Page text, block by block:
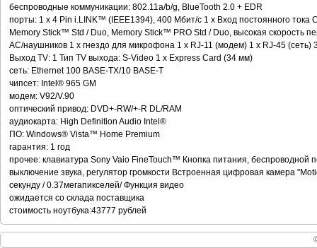
беспроводные коммуникации: 802.11a/b/g, BlueTooth 2.0 + EDR
порты: 1 x 4 Pin i.LINK™ (IEEE1394), 400 Мбит/с 1 x Вход постоянного
Memory Stick™ Std / Duo, Memory Stick™ PRO Std / Duo, высокая скорость
АС/наушников 1 x гнездо для микрофона 1 x RJ-11 (модем) 1 x RJ-45 (сеть)
Выход TV: 1 Тип TV выхода: S-Video 1 x Express Card (34 мм)
сеть: Ethernet 100 BASE-TX/10 BASE-T
чипсет: Intel® 965 GM
модем: V92/V.90
оптический привод: DVD+-RW/+-R DL/RAM
аудиокарта: High Definition Audio Intel®
ПО: Windows® Vista™ Home Premium
гарантия: 1 год
прочее: клавиатура Sony Vaio FineTouch™ Кнопка питания, беспроводной
выключение звука, регулятор громкости Встроенная цифровая камера
секунду / 0.37мегапикселей/ Функция видео
ожидается со склада поставщика
стоимость ноутбука:43777 рублей